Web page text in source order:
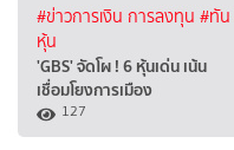
#ข่าวการเงิน การลงทุน #ทัน
หุ้น
'GBS' จัดโผ ! 6 หุ้นเด่น เน้น
เชื่อมโยงการเมือง
127